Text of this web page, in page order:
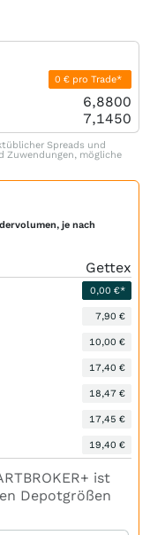
0 € pro Trade*
6,8800
7,1450
Spreads und
Zuwendungen, mögliche
je nach
Gettex
0,00 €*
7,90 €
10,00 €
17,40 €
18,47 €
17,45 €
19,40 €
ist
Depotgrößen